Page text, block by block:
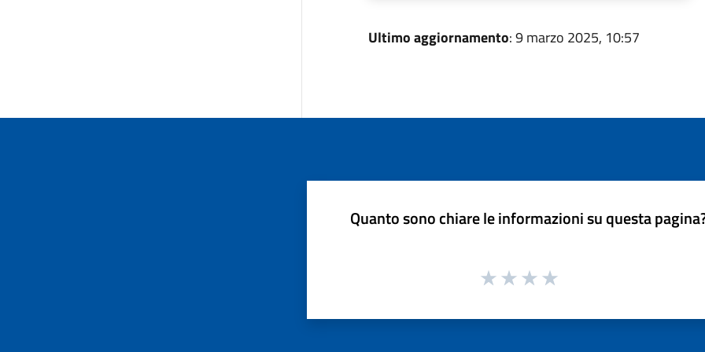
Ultimo aggiornamento: 9 marzo 2025, 10:57
Quanto sono chiare le informazioni su questa